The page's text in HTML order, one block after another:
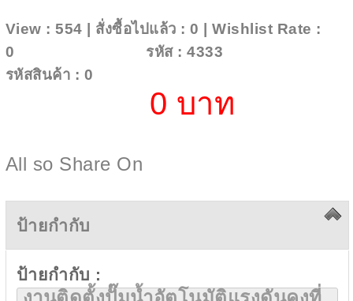
View : 554 | สั่งซื้อไปแล้ว : 0 | Wishlist Rate :
0
รหัส : 4333
รหัสสินค้า : 0
0 บาท
All so Share On
ป้ายกำกับ
ป้ายกำกับ :